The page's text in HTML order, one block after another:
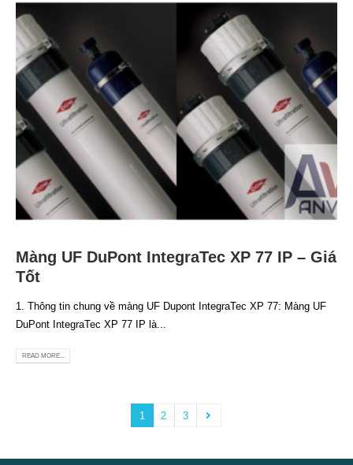
Màng UF DuPont IntegraTec XP 77 IP – Giá
Tốt
1. Thông tin chung về màng UF Dupont IntegraTec XP 77: Màng UF
DuPont IntegraTec XP 77 IP là...
READ MORE...
1 2 3